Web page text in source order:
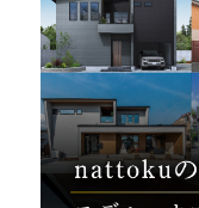
営業時間／